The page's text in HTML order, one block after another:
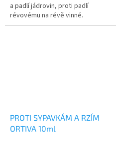
a padlí jádrovin, proti padlí
révovému na révě vinné.
PROTI SYPAVKÁM A RZÍM
ORTIVA 10ml